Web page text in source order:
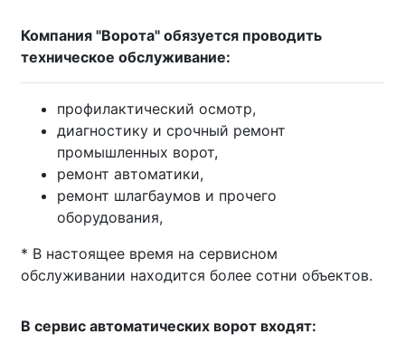
Компания "Ворота" обязуется проводить
техническое обслуживание:
профилактический осмотр,
диагностику и срочный ремонт
промышленных ворот,
ремонт автоматики,
ремонт шлагбаумов и прочего
оборудования,
* В настоящее время на сервисном
обслуживании находится более сотни объектов.
В сервис автоматических ворот входят: